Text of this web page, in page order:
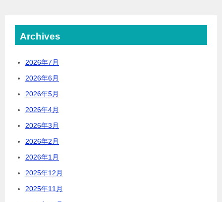
Archives
2026年7月
2026年6月
2026年5月
2026年4月
2026年3月
2026年2月
2026年1月
2025年12月
2025年11月